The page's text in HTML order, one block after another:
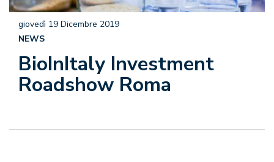
BioInItaly Investment
Roadshow Roma
giovedì 19 Dicembre 2019
NEWS